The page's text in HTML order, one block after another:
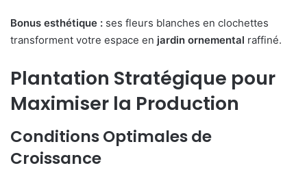
Bonus esthétique : ses fleurs blanches en clochettes
transforment votre espace en jardin ornemental raffiné.
Plantation Stratégique pour
Maximiser la Production
Conditions Optimales de
Croissance